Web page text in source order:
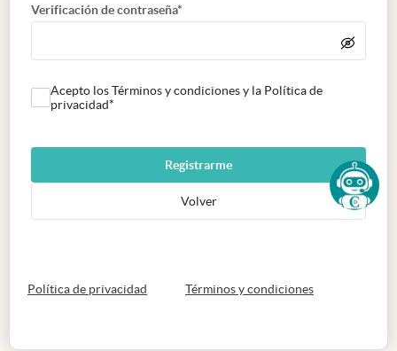
Verificación de contraseña*
Acepto los Términos y condiciones y la Política de
privacidad*
Registrarme
Volver
Política de privacidad abre en nueva pestaña
Términos y condicionesabre en nueva